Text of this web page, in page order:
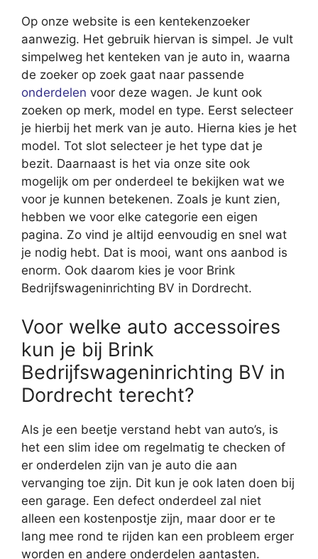
Op onze website is een kentekenzoeker
aanwezig. Het gebruik hiervan is simpel. Je vult
simpelweg het kenteken van je auto in, waarna
de zoeker op zoek gaat naar passende
onderdelen voor deze wagen. Je kunt ook
zoeken op merk, model en type. Eerst selecteer
je hierbij het merk van je auto. Hierna kies je het
model. Tot slot selecteer je het type dat je
bezit. Daarnaast is het via onze site ook
mogelijk om per onderdeel te bekijken wat we
voor je kunnen betekenen. Zoals je kunt zien,
hebben we voor elke categorie een eigen
pagina. Zo vind je altijd eenvoudig en snel wat
je nodig hebt. Dat is mooi, want ons aanbod is
enorm. Ook daarom kies je voor Brink
Bedrijfswageninrichting BV in Dordrecht.
Voor welke auto accessoires
kun je bij Brink
Bedrijfswageninrichting BV in
Dordrecht terecht?
Als je een beetje verstand hebt van auto’s, is
het een slim idee om regelmatig te checken of
er onderdelen zijn van je auto die aan
vervanging toe zijn. Dit kun je ook laten doen bij
een garage. Een defect onderdeel zal niet
alleen een kostenpostje zijn, maar door er te
lang mee rond te rijden kan een probleem erger
worden en andere onderdelen aantasten.